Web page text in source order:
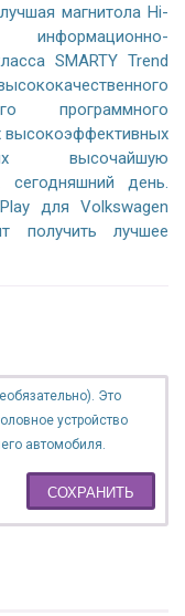
магнитола Hi-
SMARTY Trend
программного
высокоэффективных
высочайшую
сегодняшний день.
для Volkswagen
получить лучшее
Это
устройство
автомобиля.
СОХРАНИТЬ